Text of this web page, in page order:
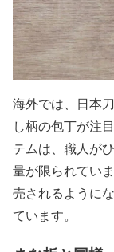
海外では、日本
し柄の包丁が注
テムは、職人が
量が限られてい
売されるように
ています。